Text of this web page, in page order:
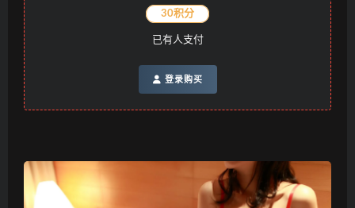
30积分
已有人支付
登录购买